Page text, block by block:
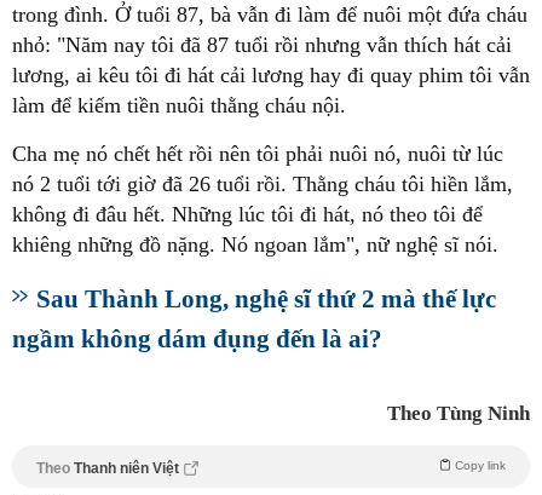
trong đình. Ở tuổi 87, bà vẫn đi làm để nuôi một đứa cháu
nhỏ: "Năm nay tôi đã 87 tuổi rồi nhưng vẫn thích hát cải
lương, ai kêu tôi đi hát cải lương hay đi quay phim tôi vẫn
làm để kiếm tiền nuôi thằng cháu nội.
Cha mẹ nó chết hết rồi nên tôi phải nuôi nó, nuôi từ lúc
nó 2 tuổi tới giờ đã 26 tuổi rồi. Thằng cháu tôi hiền lắm,
không đi đâu hết. Những lúc tôi đi hát, nó theo tôi để
khiêng những đồ nặng. Nó ngoan lắm", nữ nghệ sĩ nói.
Sau Thành Long, nghệ sĩ thứ 2 mà thế lực
ngầm không dám đụng đến là ai?
Theo Tùng Ninh
Theo Thanh niên Việt Copy link